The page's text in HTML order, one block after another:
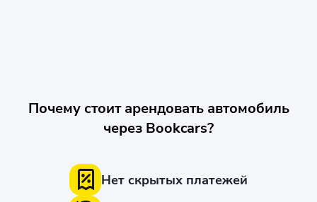
Почему стоит арендовать автомобиль
через Bookcars?
Нет скрытых платежей